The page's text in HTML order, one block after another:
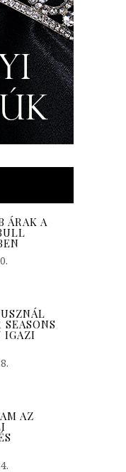
ÁRAK A
IGAZI
AZ